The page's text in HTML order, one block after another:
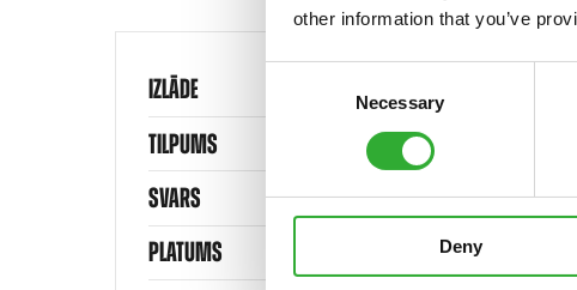
other information that you’ve
Necessary
Deny
IZLĀDE
TILPUMS
SVARS
PLATUMS